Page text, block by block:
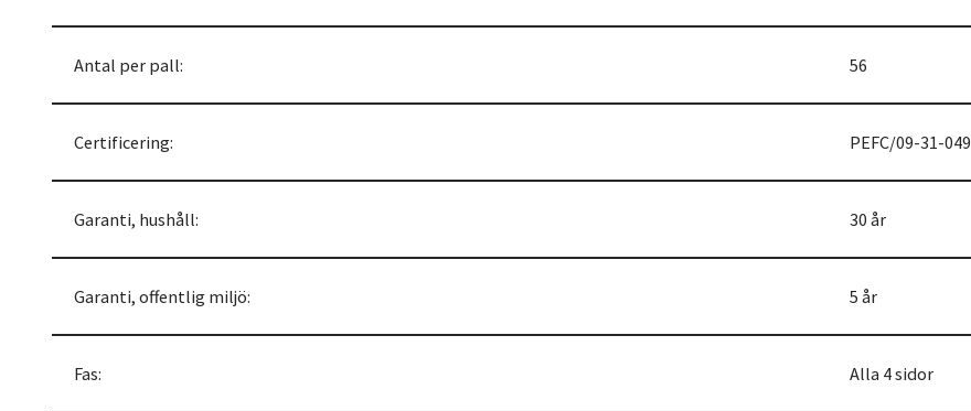
Antal per pall: 56
Certificering: PEFC/09-31-049
Garanti, hushåll: 30 år
Garanti, offentlig miljö: 5 år
Fas: Alla 4 sidor